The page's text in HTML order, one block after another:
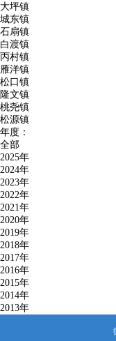
大坪镇
城东镇
石扇镇
白渡镇
丙村镇
雁洋镇
松口镇
隆文镇
桃尧镇
松源镇
年度：
全部
2025年
2024年
2023年
2022年
2021年
2020年
2019年
2018年
2017年
2016年
2015年
2014年
2013年